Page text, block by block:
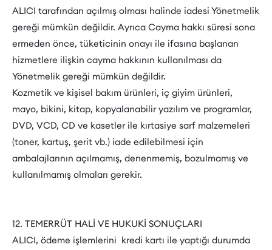
ALICI tarafından açılmış olması halinde iadesi Yönetmelik
gereği mümkün değildir. Ayrıca Cayma hakkı süresi sona
ermeden önce, tüketicinin onayı ile ifasına başlanan
hizmetlere ilişkin cayma hakkının kullanılması da
Yönetmelik gereği mümkün değildir.
Kozmetik ve kişisel bakım ürünleri, iç giyim ürünleri,
mayo, bikini, kitap, kopyalanabilir yazılım ve programlar,
DVD, VCD, CD ve kasetler ile kırtasiye sarf malzemeleri
(toner, kartuş, şerit vb.) iade edilebilmesi için
ambalajlarının açılmamış, denenmemiş, bozulmamış ve
kullanılmamış olmaları gerekir.
12. TEMERRÜT HALİ VE HUKUKİ SONUÇLARI
ALICI, ödeme işlemlerini kredi kartı ile yaptığı durumda